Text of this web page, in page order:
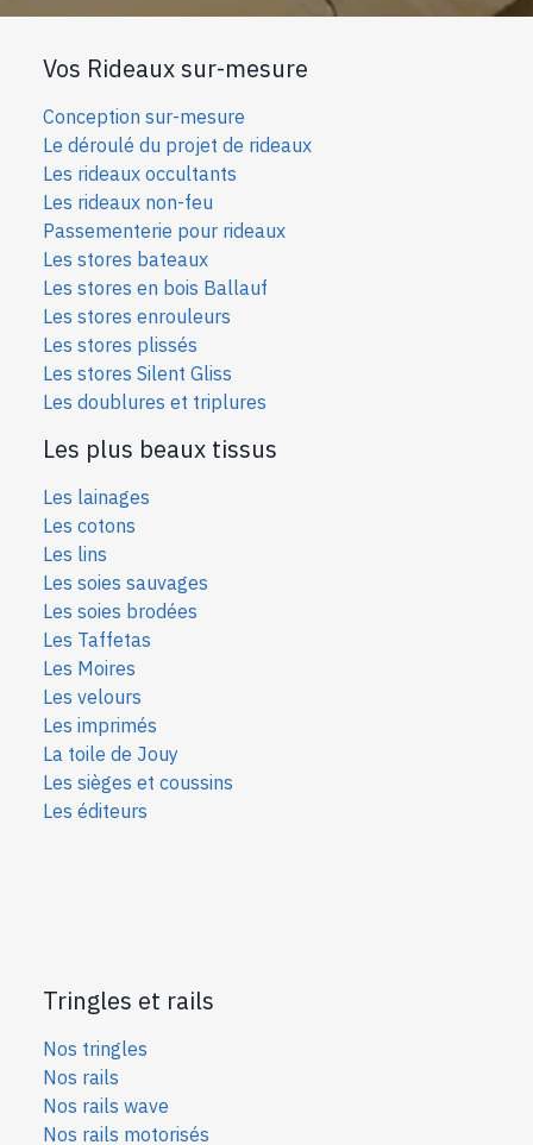
Vos Rideaux sur-mesure
Conception sur-mesure
Le déroulé du projet de rideaux
Les rideaux occultants
Les rideaux non-feu
Passementerie pour rideaux
Les stores bateaux
Les stores en bois Ballauf
Les stores enrouleurs
Les stores plissés
Les stores Silent Gliss
Les doublures et triplures
Les plus beaux tissus
Les lainages
Les cotons
Les lins
Les soies sauvages
Les soies brodées
Les Taffetas
Les Moires
Les velours
Les imprimés
La toile de Jouy
Les sièges et coussins
Les éditeurs
Tringles et rails
Nos tringles
Nos rails
Nos rails wave
Nos rails motorisés